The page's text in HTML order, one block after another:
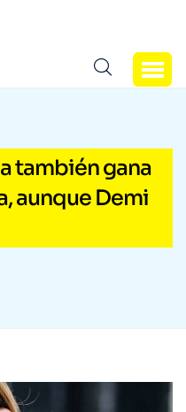
también gana
aunque Demi